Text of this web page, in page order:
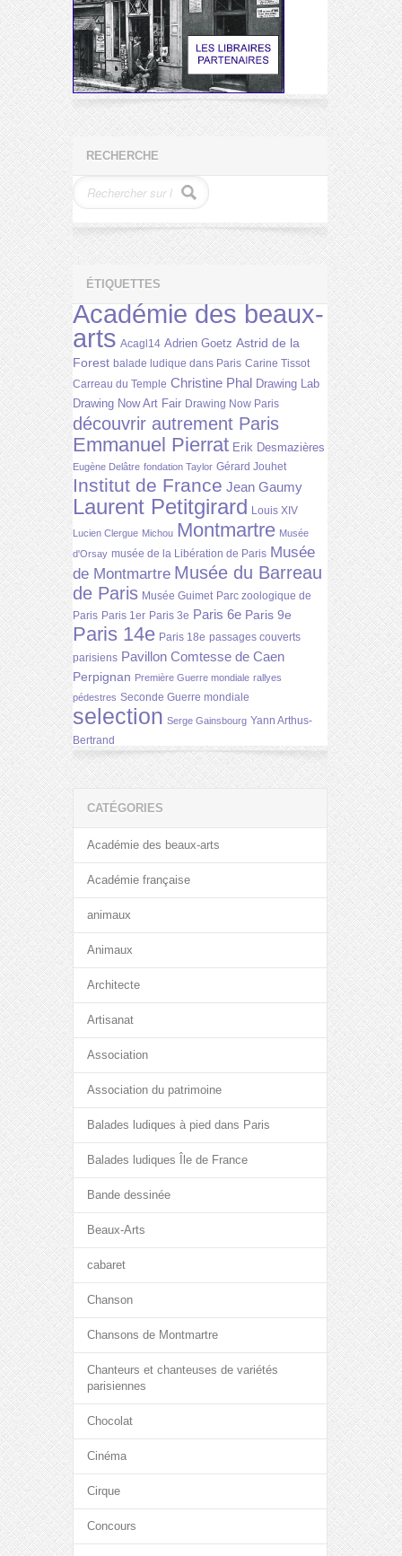
RECHERCHE
ÉTIQUETTES
Académie des beaux-
arts Acagl14 Adrien Goetz Astrid de la
Forest balade ludique dans Paris Carine Tissot
Carreau du Temple Christine Phal Drawing Lab
Drawing Now Art Fair Drawing Now Paris
découvrir autrement Paris
Emmanuel Pierrat Erik Desmazières
Eugène Delâtre fondation Taylor Gérard Jouhet
Institut de France Jean Gaumy
Laurent Petitgirard Louis XIV
Lucien Clergue Michou Montmartre Musée
d'Orsay musée de la Libération de Paris Musée
de Montmartre Musée du Barreau
de Paris Musée Guimet Parc zoologique de
Paris Paris 1er Paris 3e Paris 6e Paris 9e
Paris 14e Paris 18e passages couverts
parisiens Pavillon Comtesse de Caen
Perpignan Première Guerre mondiale rallyes
pédestres Seconde Guerre mondiale
selection Serge Gainsbourg Yann Arthus-
Bertrand
CATÉGORIES
Académie des beaux-arts
Académie française
animaux
Animaux
Architecte
Artisanat
Association
Association du patrimoine
Balades ludiques à pied dans Paris
Balades ludiques Île de France
Bande dessinée
Beaux-Arts
cabaret
Chanson
Chansons de Montmartre
Chanteurs et chanteuses de variétés
parisiennes
Chocolat
Cinéma
Cirque
Concours